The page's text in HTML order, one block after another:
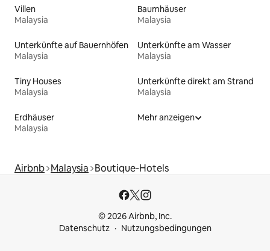
Villen
Malaysia
Baumhäuser
Malaysia
Unterkünfte auf Bauernhöfen
Malaysia
Unterkünfte am Wasser
Malaysia
Tiny Houses
Malaysia
Unterkünfte direkt am Strand
Malaysia
Erdhäuser
Malaysia
Mehr anzeigen
Airbnb Malaysia Boutique-Hotels
© 2026 Airbnb, Inc.
Datenschutz
Nutzungsbedingungen